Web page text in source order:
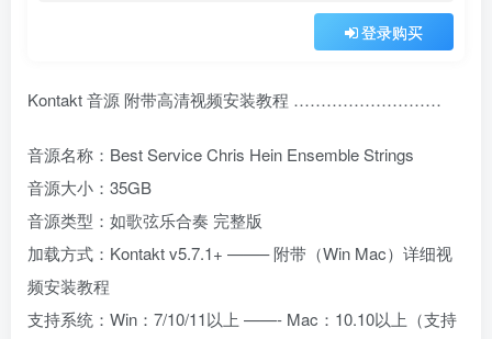
登录购买
Kontakt 音源 附带高清视频安装教程 ………………………
音源名称：Best Service Chris Hein Ensemble Strings
音源大小：35GB
音源类型：如歌弦乐合奏 完整版
加载方式：Kontakt v5.7.1+ ——– 附带（Win Mac）详细视
频安装教程
支持系统：Win：7/10/11以上 ——- Mac：10.10以上（支持